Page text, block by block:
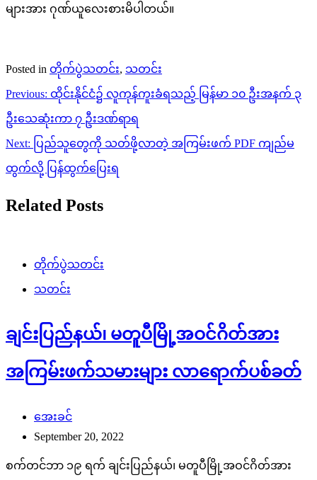
များအား ဂုဏ်ယူလေးစားမိပါတယ်။
Posted in တိုက်ပွဲသတင်း, သတင်း
Post
navigation
Previous: ထိုင်းနိုင်ငံ၌ လူကုန်ကူးခံရသည့် မြန်မာ ၁၀ ဦးအနက် ၃
ဦးသေဆုံးကာ ၇ ဦးဒဏ်ရာရ
Next: ပြည်သူတွေကို သတ်ဖို့လာတဲ့ အကြမ်းဖက် PDF ကျည်မ
ထွက်လို့ ပြန်ထွက်ပြေးရ
Related Posts
တိုက်ပွဲသတင်း
သတင်း
ချင်းပြည်နယ်၊ မတူပီမြို့အဝင်ဂိတ်အား
အကြမ်းဖက်သမားများ လာရောက်ပစ်ခတ်
အေးခင်
September 20, 2022
စက်တင်ဘာ ၁၉ ရက် ချင်းပြည်နယ်၊ မတူပီမြို့အဝင်ဂိတ်အား